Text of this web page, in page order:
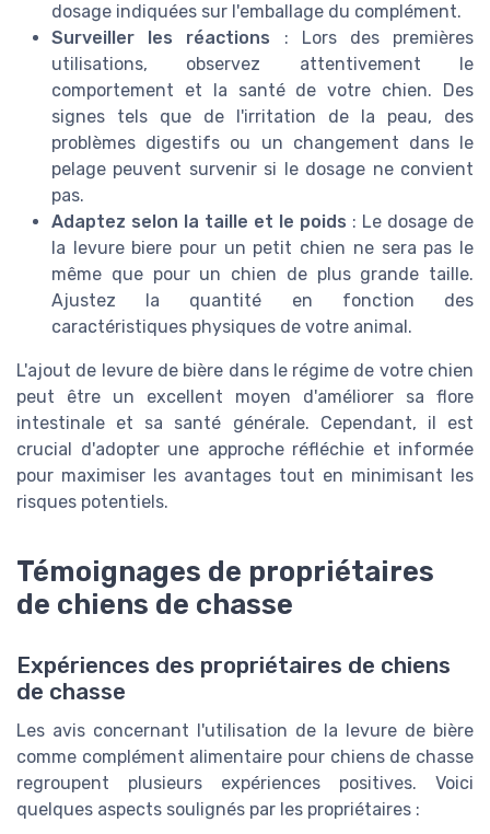
dosage indiquées sur l'emballage du complément.
Surveiller les réactions : Lors des premières
utilisations, observez attentivement le
comportement et la santé de votre chien. Des
signes tels que de l'irritation de la peau, des
problèmes digestifs ou un changement dans le
pelage peuvent survenir si le dosage ne convient
pas.
Adaptez selon la taille et le poids : Le dosage de
la levure biere pour un petit chien ne sera pas le
même que pour un chien de plus grande taille.
Ajustez la quantité en fonction des
caractéristiques physiques de votre animal.
L'ajout de levure de bière dans le régime de votre chien
peut être un excellent moyen d'améliorer sa flore
intestinale et sa santé générale. Cependant, il est
crucial d'adopter une approche réfléchie et informée
pour maximiser les avantages tout en minimisant les
risques potentiels.
Témoignages de propriétaires
de chiens de chasse
Expériences des propriétaires de chiens
de chasse
Les avis concernant l'utilisation de la levure de bière
comme complément alimentaire pour chiens de chasse
regroupent plusieurs expériences positives. Voici
quelques aspects soulignés par les propriétaires :